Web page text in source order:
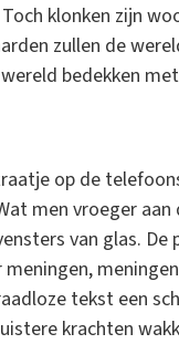
klonken zijn
zullen de
bedekken
op de
men vroeger
van glas. De
tekst een
krachten